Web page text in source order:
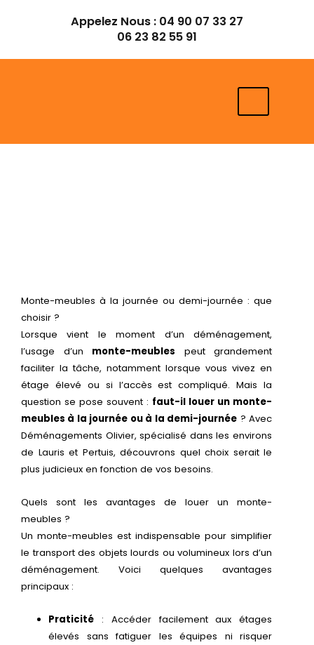
Appelez Nous : 04 90 07 33 27
06 23 82 55 91
Monte-meubles à la journée ou demi-journée : que
choisir ?
Lorsque vient le moment d’un déménagement,
l’usage d’un monte-meubles peut grandement
faciliter la tâche, notamment lorsque vous vivez en
étage élevé ou si l’accès est compliqué. Mais la
question se pose souvent : faut-il louer un monte-
meubles à la journée ou à la demi-journée ? Avec
Déménagements Olivier, spécialisé dans les environs
de Lauris et Pertuis, découvrons quel choix serait le
plus judicieux en fonction de vos besoins.
Quels sont les avantages de louer un monte-
meubles ?
Un monte-meubles est indispensable pour simplifier
le transport des objets lourds ou volumineux lors d’un
déménagement. Voici quelques avantages
principaux :
Praticité : Accéder facilement aux étages
élevés sans fatiguer les équipes ni risquer